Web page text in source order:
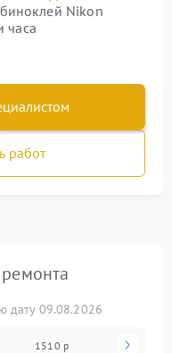
Nikon
часа
работ
дату 09.08.2026
1510 р